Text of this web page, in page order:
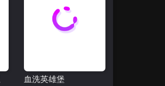
血洗英雄堡